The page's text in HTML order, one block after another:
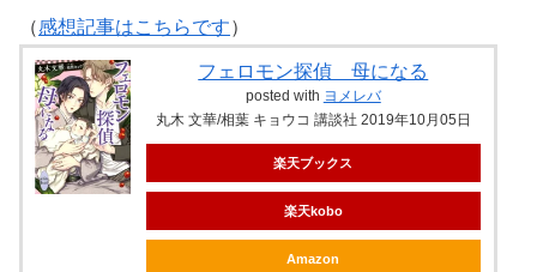
（感想記事はこちらです）
フェロモン探偵 母になる
posted with ヨメレバ
丸木 文華/相葉 キョウコ 講談社 2019年10月05日
楽天ブックス
楽天kobo
Amazon